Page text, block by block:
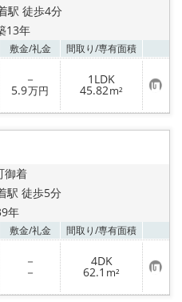
駅 徒歩4分
13年
敷金/礼金 間取り/専有面積
－
5.9万円
1LDK
45.82m² お
気
に
り
御着
駅 徒歩5分
年
敷金/礼金 間取り/専有面積
－
－
4DK
62.1 m² お
気
に